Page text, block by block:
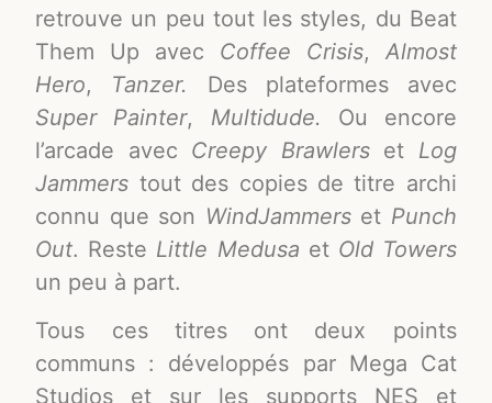
retrouve un peu tout les styles, du Beat
Them Up avec Coffee Crisis, Almost
Hero, Tanzer.
Des plateformes avec
Super Painter, Multidude.
Ou encore
l’arcade avec Creepy Brawlerset Log
Jammers tout des copies de titre archi
connu que son WindJammerset Punch
Out. Reste Little Medusa et Old Towers
un peu à part.
Tous ces titres ont deux points
communs : développés par Mega Cat
Studios et sur les supports NES et